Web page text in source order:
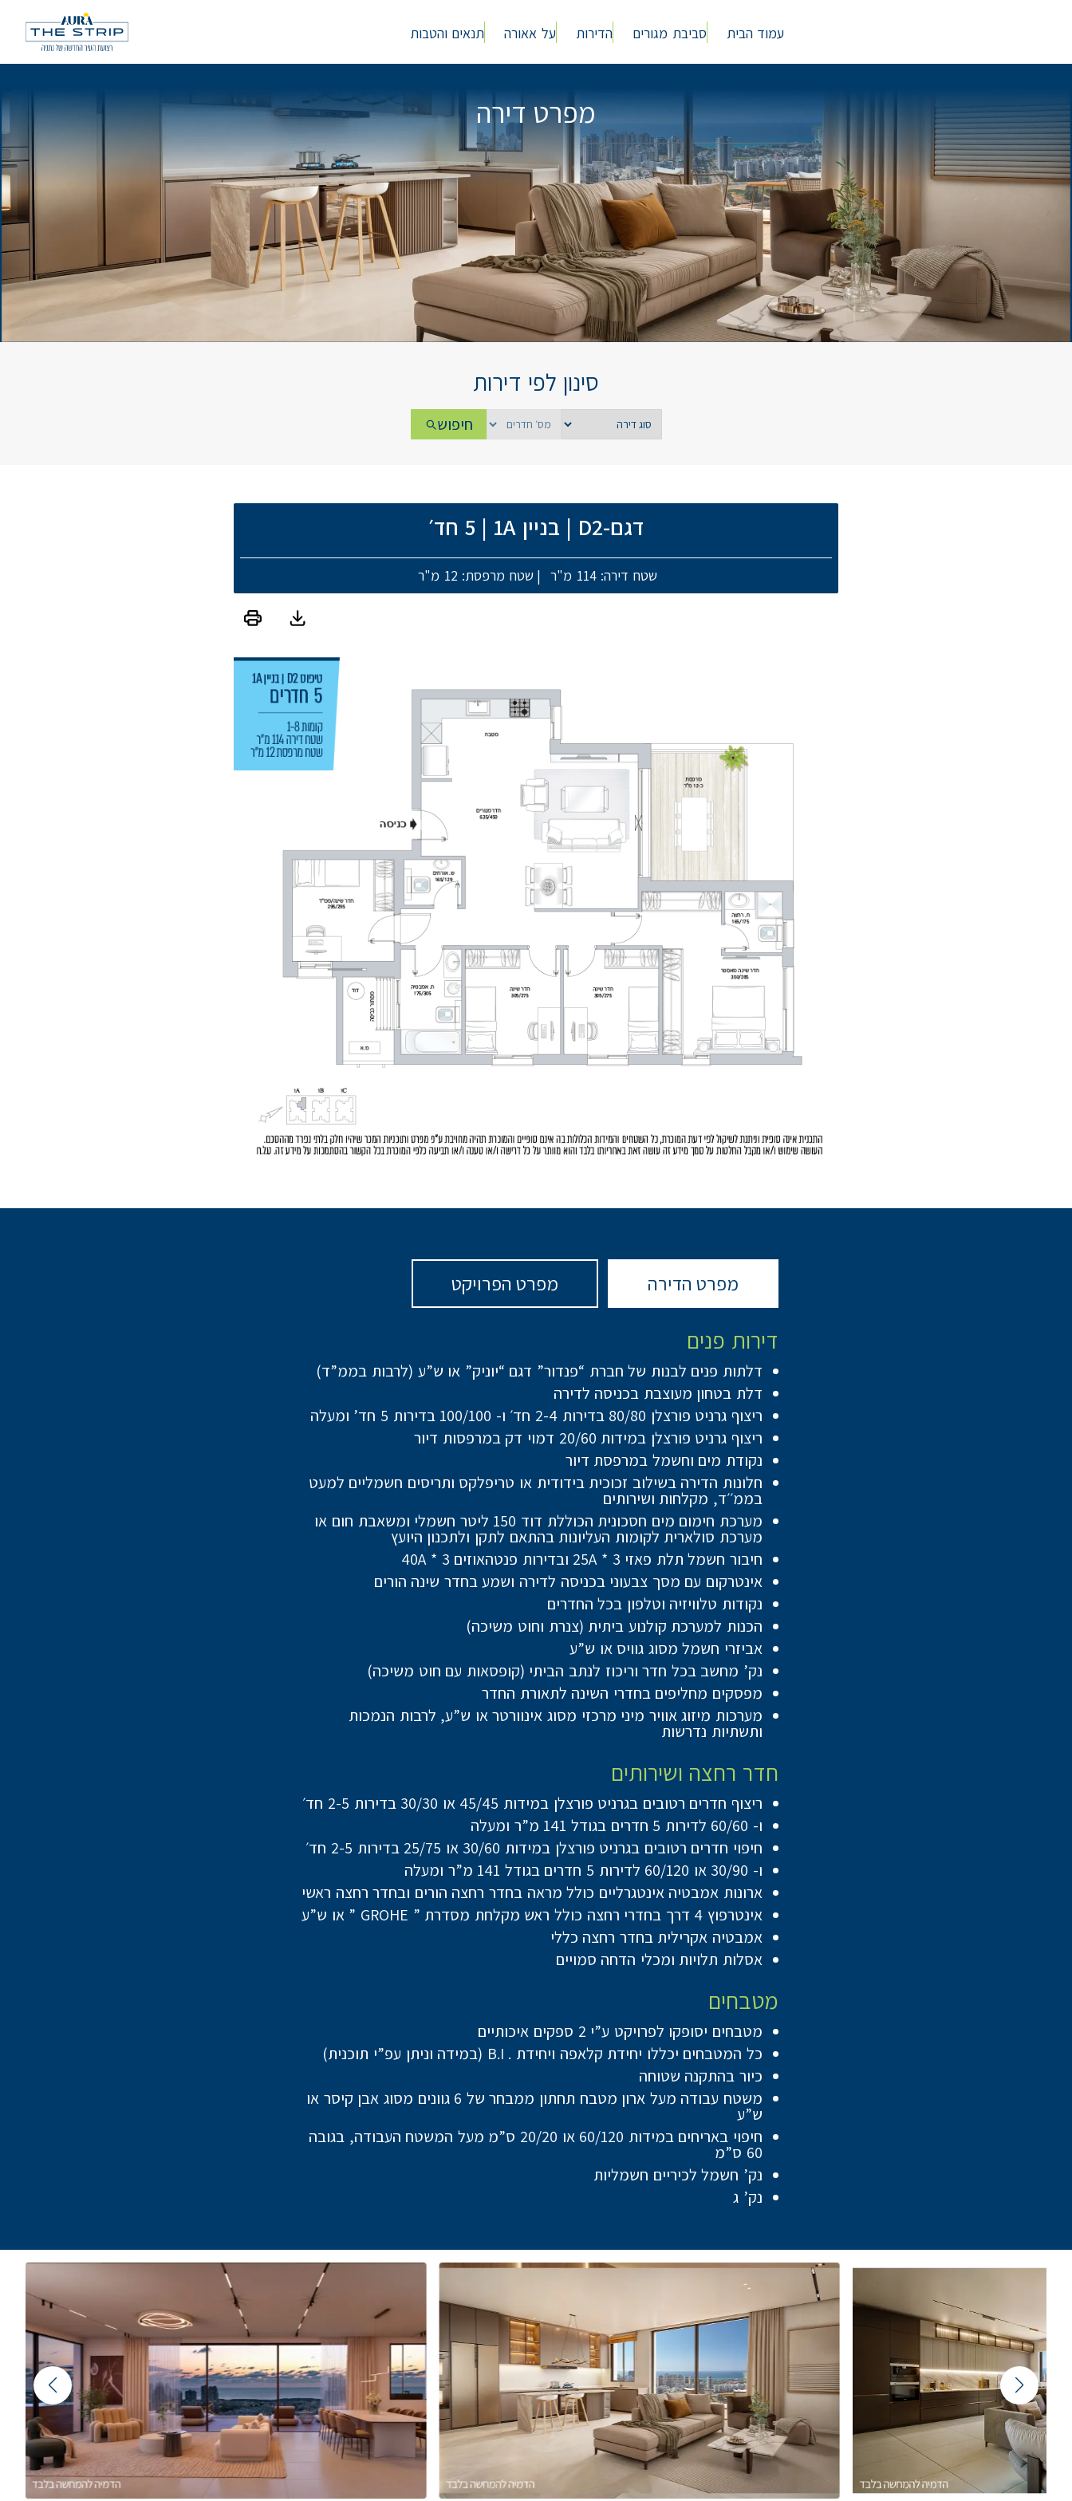
עמוד הבית סביבת מגורים הדירות על אאורה תנאים והטבות
מפרט דירה
סינון לפי דירות
חיפוש
דגם-D2 | בניין 1A | 5 חד׳
שטח דירה: 114 מ"ר | שטח מרפסת: 12 מ"ר
מפרט הדירה מפרט הפרויקט
דירות פנים
דלתות פנים לבנות של חברת “פנדור” דגם “יוניק” או ש”ע (לרבות בממ”ד)
דלת בטחון מעוצבת בכניסה לדירה
ריצוף גרניט פורצלן 80/80 בדירות 2-4 חד׳ ו- 100/100 בדירות 5 חד’ ומעלה
ריצוף גרניט פורצלן במידות 20/60 דמוי דק במרפסות דיור
נקודת מים וחשמל במרפסת דיור
חלונות הדירה בשילוב זכוכית בידודית או טריפלקס ותריסים חשמליים למעט
בממ׳׳ד, מקלחות ושירותים
מערכת חימום מים חסכונית הכוללת דוד 150 ליטר חשמלי ומשאבת חום או
מערכת סולארית לקומות העליונות בהתאם לתקן ולתכנון היועץ
חיבור חשמל תלת פאזי 25A * 3 ובדירות פנטהאוזים 40A * 3
אינטרקום עם מסך צבעוני בכניסה לדירה ושמע בחדר שינה הורים
נקודות טלוויזיה וטלפון בכל החדרים
הכנות למערכת קולנוע ביתית (צנרת וחוט משיכה)
אביזרי חשמל מסוג גוויס או ש”ע
נק’ מחשב בכל חדר וריכוז לנתב הביתי (קופסאות עם חוט משיכה)
מפסקים מחליפים בחדרי השינה לתאורת החדר
מערכות מיזוג אוויר מיני מרכזי מסוג אינוורטר או ש”ע, לרבות הנמכות
ותשתיות נדרשות
חדר רחצה ושירותים
ריצוף חדרים רטובים בגרניט פורצלן במידות 45/45 או 30/30 בדירות 2-5 חד׳
ו- 60/60 לדירות 5 חדרים בגודל 141 מ”ר ומעלה
חיפוי חדרים רטובים בגרניט פורצלן במידות 30/60 או 25/75 בדירות 2-5 חד׳
ו- 30/90 או 60/120 לדירות 5 חדרים בגודל 141 מ”ר ומעלה
ארונות אמבטיה אינטגרליים כולל מראה בחדר רחצה הורים ובחדר רחצה ראשי
אינטרפוץ 4 דרך בחדרי רחצה כולל ראש מקלחת מסדרת ” GROHE ” או ש”ע
אמבטיה אקרילית בחדר רחצה כללי
אסלות תלויות ומכלי הדחה סמויים
מטבחים
מטבחים יסופקו לפרויקט ע”י 2 ספקים איכותיים
כל המטבחים יכללו יחידת קלאפה ויחידת . B.I (במידה וניתן עפ”י תוכנית)
כיור בהתקנה שטוחה
משטח עבודה מעל ארון מטבח תחתון ממבחר של 6 גוונים מסוג אבן קיסר או
ש”ע
חיפוי באריחים במידות 60/120 או 20/20 ס”מ מעל המשטח העבודה, בגובה
60 ס”מ
נק’ חשמל לכיריים חשמליות
נק’ ג
Featured Content Slider